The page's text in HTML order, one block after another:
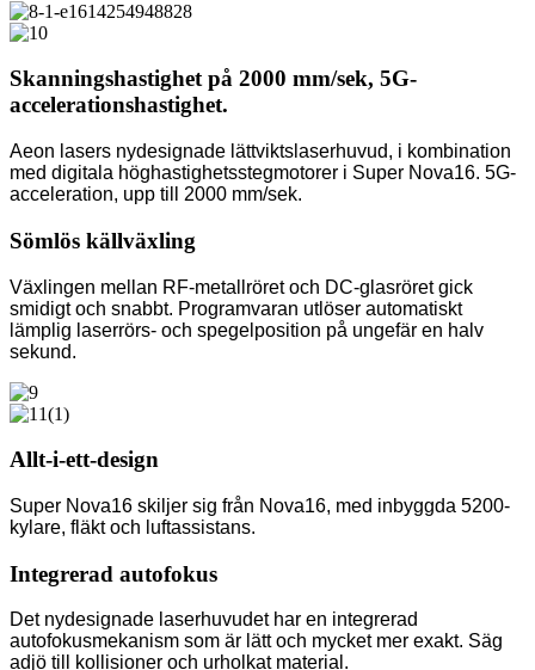
Skanningshastighet på 2000 mm/sek, 5G-
accelerationshastighet.
Aeon lasers nydesignade lättviktslaserhuvud, i kombination
med digitala höghastighetsstegmotorer i Super Nova16. 5G-
acceleration, upp till 2000 mm/sek.
Sömlös källväxling
Växlingen mellan RF-metallröret och DC-glasröret gick
smidigt och snabbt. Programvaran utlöser automatiskt
lämplig laserrörs- och spegelposition på ungefär en halv
sekund.
Allt-i-ett-design
Super Nova16 skiljer sig från Nova16, med inbyggda 5200-
kylare, fläkt och luftassistans.
Integrerad autofokus
Det nydesignade laserhuvudet har en integrerad
autofokusmekanism som är lätt och mycket mer exakt. Säg
adjö till kollisioner och urholkat material.